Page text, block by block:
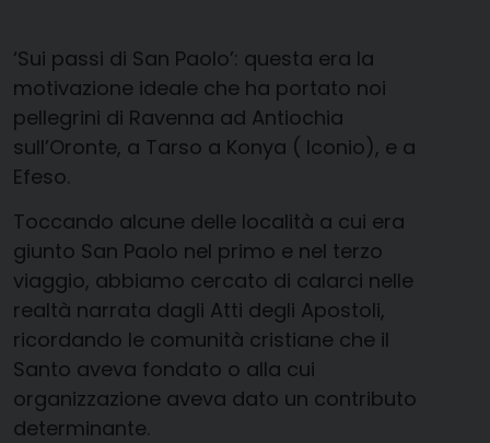
‘Sui passi di San Paolo’: questa era la
motivazione ideale che ha portato noi
pellegrini di Ravenna ad Antiochia
sull’Oronte, a Tarso a Konya ( Iconio), e a
Efeso.
Toccando alcune delle località a cui era
giunto San Paolo nel primo e nel terzo
viaggio, abbiamo cercato di calarci nelle
realtà narrata dagli Atti degli Apostoli,
ricordando le comunità cristiane che il
Santo aveva fondato o alla cui
organizzazione aveva dato un contributo
determinante.